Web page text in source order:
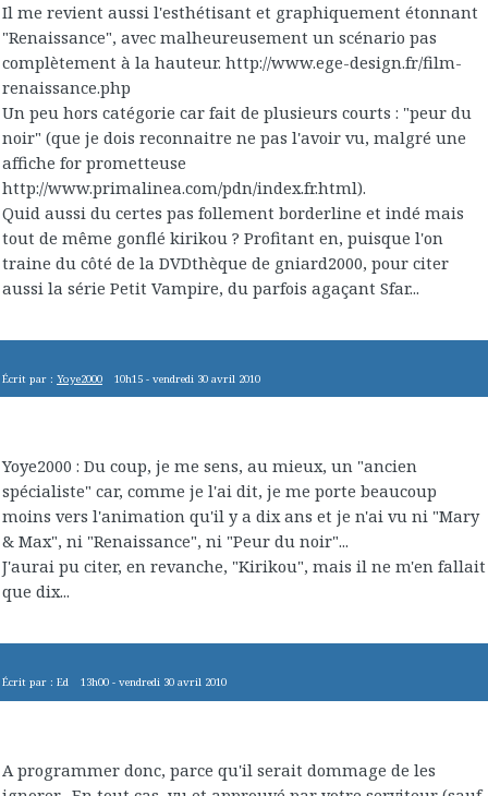
Il me revient aussi l'esthétisant et graphiquement étonnant
"Renaissance", avec malheureusement un scénario pas
complètement à la hauteur. http://www.ege-design.fr/film-
renaissance.php
Un peu hors catégorie car fait de plusieurs courts : "peur du
noir" (que je dois reconnaitre ne pas l'avoir vu, malgré une
affiche for prometteuse
http://www.primalinea.com/pdn/index.fr.html).
Quid aussi du certes pas follement borderline et indé mais
tout de même gonflé kirikou ? Profitant en, puisque l'on
traine du côté de la DVDthèque de gniard2000, pour citer
aussi la série Petit Vampire, du parfois agaçant Sfar...
Écrit par : Yoye2000 10h15 -vendredi 30 avril 2010
Yoye2000 : Du coup, je me sens, au mieux, un "ancien
spécialiste" car, comme je l'ai dit, je me porte beaucoup
moins vers l'animation qu'il y a dix ans et je n'ai vu ni "Mary
& Max", ni "Renaissance", ni "Peur du noir"...
J'aurai pu citer, en revanche, "Kirikou", mais il ne m'en fallait
que dix...
Écrit par : Ed 13h00 -vendredi 30 avril 2010
A programmer donc, parce qu'il serait dommage de les